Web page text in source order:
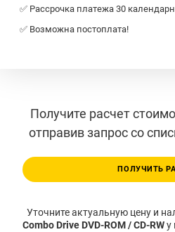
✅ Рассрочка платежа 30
✅ Возможна постоплата!
Получите расчет
отправив запрос со
ПОЛУЧИТЬ
Уточните актуальную цену и
Combo Drive DVD-ROM / CD-RWу